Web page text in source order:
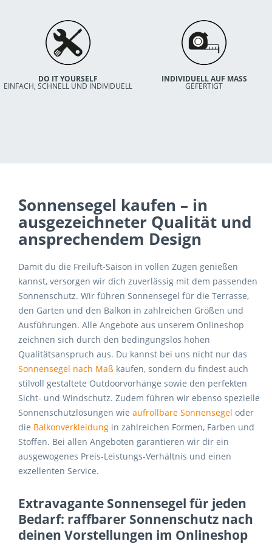
DO IT YOURSELF
EINFACH, SCHNELL UND INDIVIDUELL
INDIVIDUELL AUF MASS
GEFERTIGT
Sonnensegel kaufen – in
ausgezeichneter Qualität und
ansprechendem Design
Damit du die Freiluft-Saison in vollen Zügen genießen
kannst, versorgen wir dich zuverlässig mit dem passenden
Sonnenschutz. Wir führen Sonnensegel für die Terrasse,
den Garten und den Balkon in zahlreichen Größen und
Ausführungen. Alle Angebote aus unserem Onlineshop
zeichnen sich durch den bedingungslos hohen
Qualitätsanspruch aus. Du kannst bei uns nicht nur das
Sonnensegel nach Maß kaufen, sondern du findest auch
stilvoll gestaltete Outdoorvorhänge sowie den perfekten
Sicht- und Windschutz. Zudem führen wir ebenso spezielle
Sonnenschutzlösungen wie aufrollbare Sonnensegel oder
die Balkonverkleidung in zahlreichen Formen, Farben und
Stoffen. Bei allen Angeboten garantieren wir dir ein
ausgewogenes Preis-Leistungs-Verhältnis und einen
exzellenten Service.
Extravagante Sonnensegel für jeden
Bedarf: raffbarer Sonnenschutz nach
deinen Vorstellungen im Onlineshop